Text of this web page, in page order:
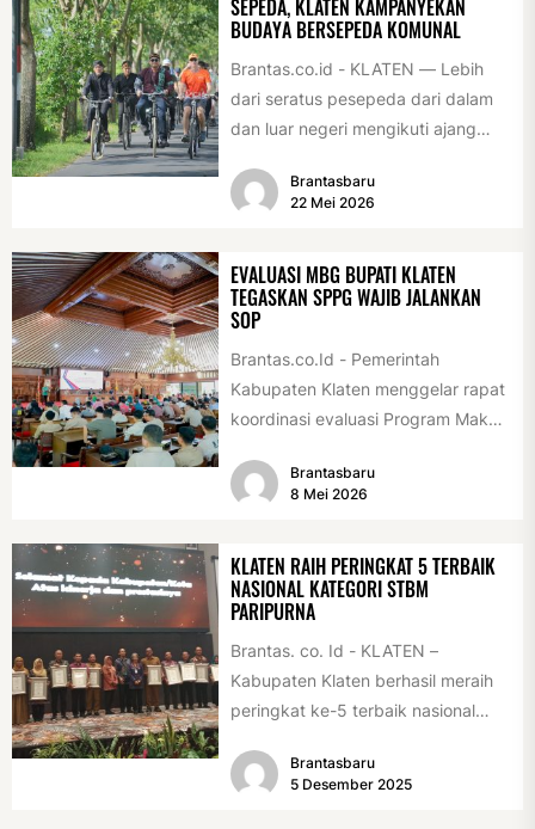
SEPEDA, KLATEN KAMPANYEKAN
BUDAYA BERSEPEDA KOMUNAL
Brantas.co.id - KLATEN — Lebih
dari seratus pesepeda dari dalam
dan luar negeri mengikuti ajang
Association Rally...
Brantasbaru
22 Mei 2026
EVALUASI MBG BUPATI KLATEN
TEGASKAN SPPG WAJIB JALANKAN
SOP
Brantas.co.Id - Pemerintah
Kabupaten Klaten menggelar rapat
koordinasi evaluasi Program Makan
Pemerintah Kabupaten Klaten,
Kamis...
Brantasbaru
8 Mei 2026
KLATEN RAIH PERINGKAT 5 TERBAIK
NASIONAL KATEGORI STBM
PARIPURNA
Brantas. co. Id - KLATEN –
Kabupaten Klaten berhasil meraih
peringkat ke-5 terbaik nasional
program...Brantasbaru
5 Desember 2025